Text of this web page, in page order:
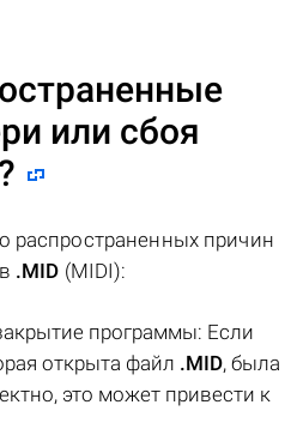
или сбоя
?
распространенных причин
.MID (MIDI):
программы: Если
открыта файл .MID, была
это может привести к